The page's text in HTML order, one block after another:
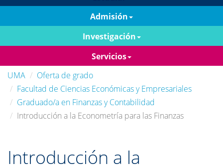
Admisión
Investigación
Servicios
UMA
Oferta de grado
Facultad de Ciencias Económicas y Empresariales
Graduado/a en Finanzas y Contabilidad
Introducción a la Econometría para las Finanzas
Introducción a la